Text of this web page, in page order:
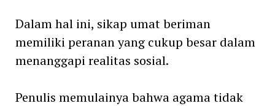
Dalam hal ini, sikap umat beriman
memiliki peranan yang cukup besar dalam
menanggapi realitas sosial.
Penulis memulainya bahwa agama tidak